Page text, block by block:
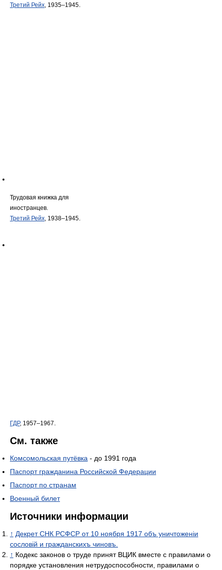
Третий Рейх , 1935–1945.
Трудовая книжка для
иностранцев.
Третий Рейх , 1938–1945.
ГДР, 1957–1967.
См. также
Комсомольская путёвка - до 1991 года
Паспорт гражданина Российской Федерации
Паспорт по странам
Военный билет
Источники информации
↑ Декрет СНК РСФСР от 10 ноября 1917 объ уничтоженiи
сословiй и гражданскихъ чиновъ.
↑ Кодекс законов о труде принят ВЦИК вместе с правилами о
порядке установления нетрудоспособности, правилами о